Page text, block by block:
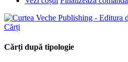
Cărți
Cărți după tipologie